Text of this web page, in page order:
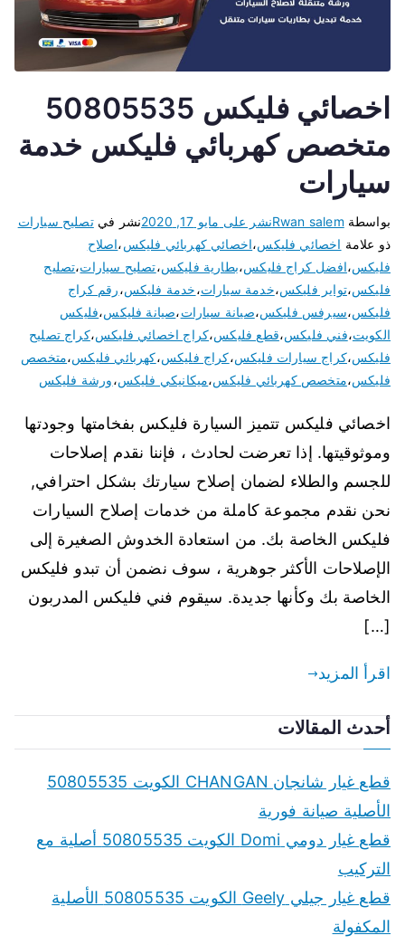
اخصائي فليكس 50805535
متخصص كهربائي فليكس خدمة
سيارات
بواسطة Rwan salemنشر على مايو 17, 2020 نشر فيتصليح سيارات
ذو علامة اخصائي فليكس،اخصائي كهربائي فليكس،اصلاح
فليكس،افضل كراج فليكس،بطارية فليكس،تصليح سيارات،تصليح
فليكس،تواير فليكس،خدمة سيارات،خدمة فليكس،رقم كراج
فليكس،سيرفس فليكس،صيانة سيارات،صيانة فليكس،فليكس
الكويت،فني فليكس،قطع فليكس،كراج اخصائي فليكس،كراج تصليح
فليكس،كراج سيارات فليكس،كراج فليكس،كهربائي فليكس،متخصص
فليكس،متخصص كهربائي فليكس،ميكانيكي فليكس،ورشة فليكس
اخصائي فليكس تتميز السيارة فليكس بفخامتها وجودتها
وموثوقيتها. إذا تعرضت لحادث ، فإننا نقدم إصلاحات
للجسم والطلاء لضمان إصلاح سيارتك بشكل احترافي,
نحن نقدم مجموعة كاملة من خدمات إصلاح السيارات
فليكس الخاصة بك. من استعادة الخدوش الصغيرة إلى
الإصلاحات الأكثر جوهرية ، سوف نضمن أن تبدو فليكس
الخاصة بك وكأنها جديدة. سيقوم فني فليكس المدربون
[…]
اقرأ المزيد
أحدث المقالات
قطع غيار شانجان CHANGAN الكويت 50805535
الأصلية صيانة فورية
قطع غيار دومي Domi الكويت 50805535 أصلية مع
التركيب
قطع غيار جيلي Geely الكويت 50805535 الأصلية
المكفولة